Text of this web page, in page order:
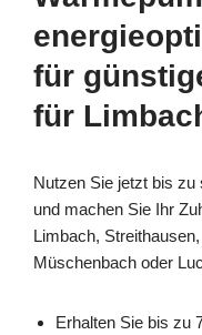
für
für
Nutzen Sie jetzt bis
und machen Sie Ihr
Limbach,
Müschenbach oder
Erhalten Sie bis zu